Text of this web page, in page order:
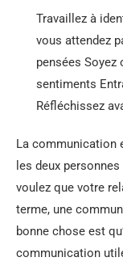
Travaillez à
vous attendez
pensées Soyez
sentiments
Réfléchissez
La communication
les deux
voulez que votre
terme, une
bonne chose est
communication